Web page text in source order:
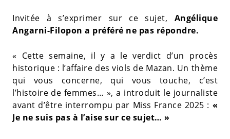
Invitée à s’exprimer sur ce sujet, Angélique
Angarni-Filopon a préféré ne pas répondre.
« Cette semaine, il y a le verdict d’un procès
historique : l’affaire des viols de Mazan. Un thème
qui vous concerne, qui vous touche, c’est
l’histoire de femmes… », a introduit le journaliste
avant d’être interrompu par Miss France 2025 : «
Je ne suis pas à l’aise sur ce sujet… »